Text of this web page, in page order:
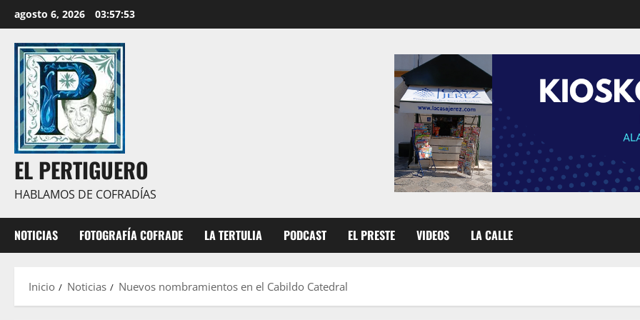
al
contenido
agosto 6, 2026 03:57:55
EL PERTIGUERO
HABLAMOS DE COFRADÍAS
NOTICIAS FOTOGRAFÍA COFRADE LA TERTULIA PODCAST EL PRESTE VIDEOS LA CALLE
Inicio Noticias Nuevos nombramientos en el Cabildo Catedral